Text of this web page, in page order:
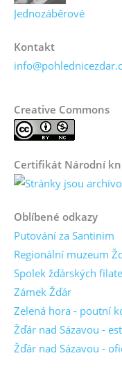
Jednozáběrové
Kontakt
Creative Commons
Certifikát Národní
Oblíbené odkazy
Putování za Santinim
Regionální muzeum
Spolek žďárských
Zámek Žďár
Zelená hora - poutní
Žďár nad Sázavou -
Žďár nad Sázavou -